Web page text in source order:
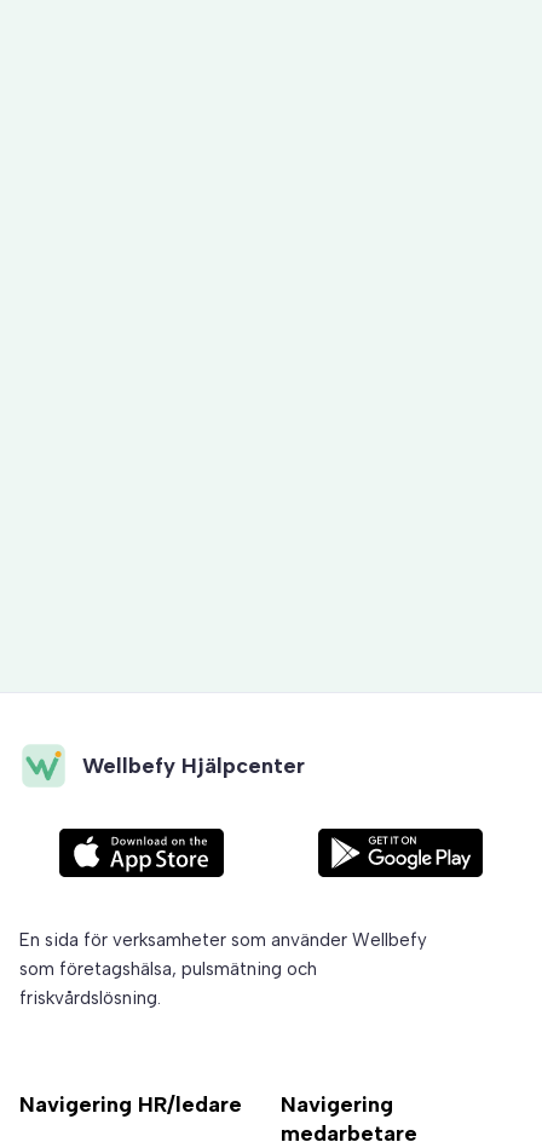
Wellbefy Hjälpcenter
En sida för verksamheter som använder Wellbefy
som företagshälsa, pulsmätning och
friskvårdslösning.
Navigering HR/ledare
Navigering
medarbetare